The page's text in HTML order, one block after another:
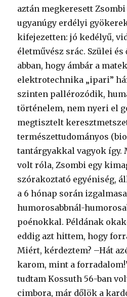
aztán megkeresett
ugyanúgy erdélyi
kifejezetten: jó kedélyű,
életművész srác. Szülei
abban, hogy ámbár a
elektrotechnika „ipari”
szinten pallérozódik,
történelem, nem nyeri el
megtisztelt
természettudományos
tantárgyakkal vagyok így.
volt róla, Zsombi egy
szórakoztató egyéniség,
a 6 hónap során
humorosabbnál-
poénokkal. Példának
eddig azt hittem, hogy
Miért, kérdeztem? –Hát
karom, mint a
tudtam Kossuth 56-ban
cimbora, már dőlök a